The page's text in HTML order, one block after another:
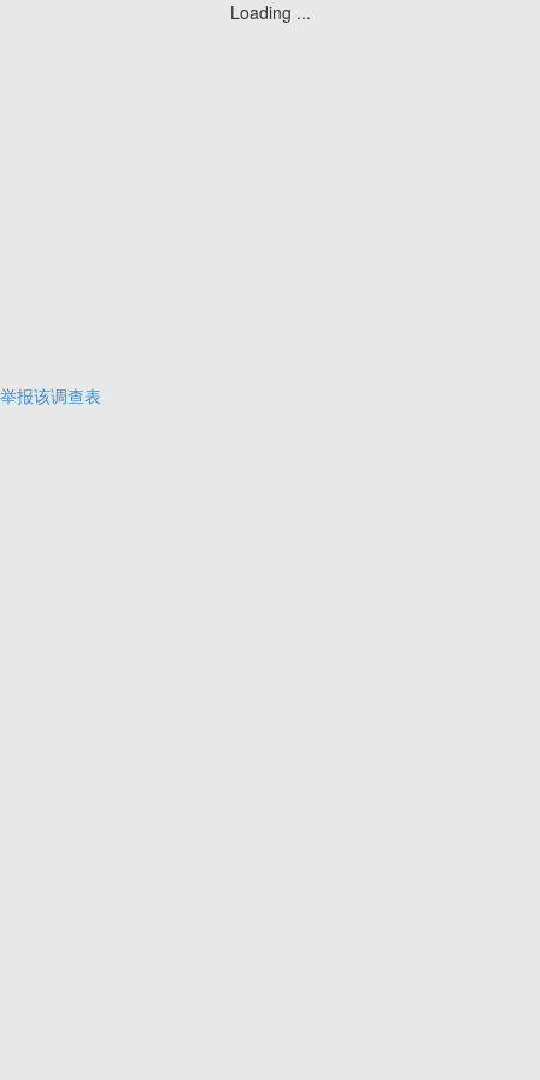
Loading ...
举报该调查表